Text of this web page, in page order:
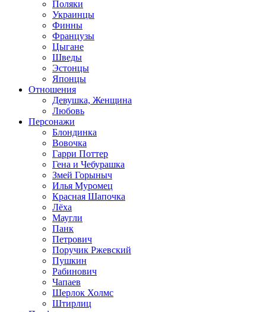
Поляки
Украинцы
Финны
Французы
Цыгане
Шведы
Эстонцы
Японцы
Отношения
Девушка, Женщина
Любовь
Персонажи
Блондинка
Вовочка
Гарри Поттер
Гена и Чебурашка
Змей Горыныч
Илья Муромец
Красная Шапочка
Лёха
Маугли
Панк
Петрович
Поручик Ржевский
Пушкин
Рабинович
Чапаев
Шерлок Холмс
Штирлиц